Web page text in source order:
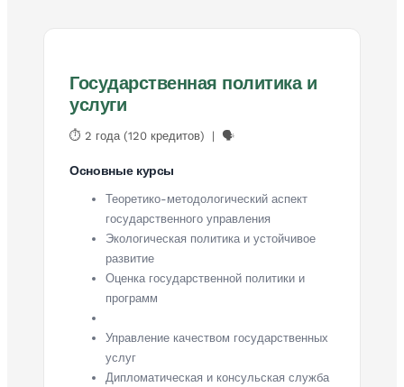
Государственная политика и
услуги
⏱ 2 года (120 кредитов) | 🗣
Основные курсы
Теоретико-методологический аспект
государственного управления
Экологическая политика и устойчивое
развитие
Оценка государственной политики и
программ
Управление качеством государственных
услуг
Дипломатическая и консульская служба